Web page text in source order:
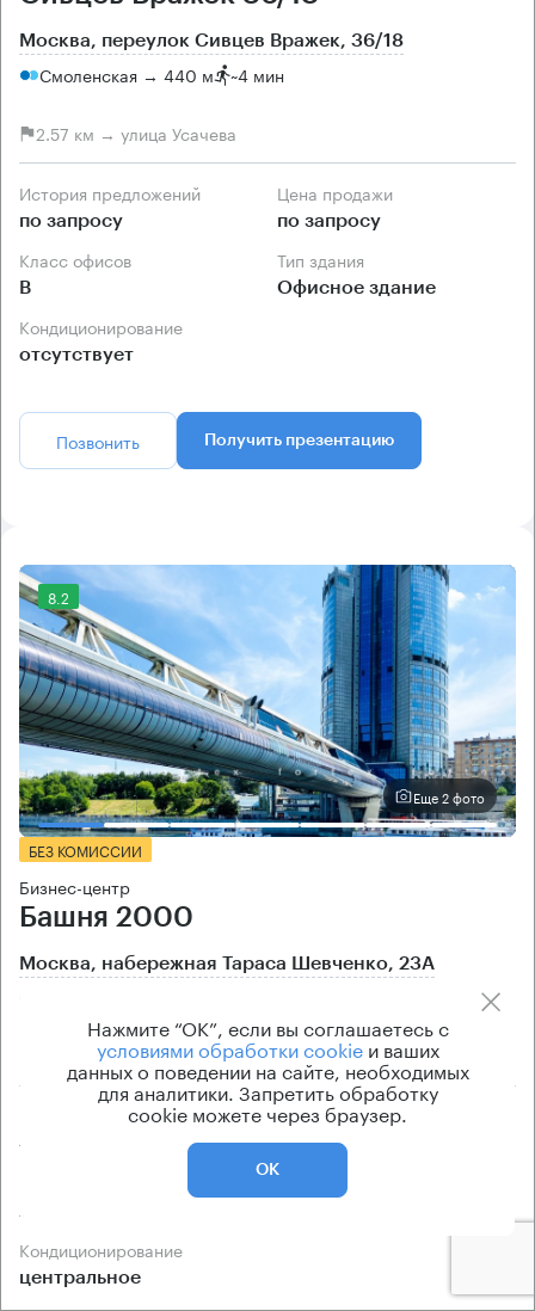
Москва, переулок Сивцев Вражек, 36/18
Смоленская → 440 м ~4 мин
2.57 км → улица Усачева
История предложений
по запросу
Цена продажи
по запросу
Класс офисов
B
Тип здания
Офисное здание
Кондиционирование
отсутствует
Позвонить Получить презентацию
8.2
Еще 2 фото
БЕЗ КОМИССИИ
Бизнес-центр
Башня 2000
Москва, набережная Тараса Шевченко, 23А
2.58 км → улица Усачева
407 кв.м
Цена продажи
по запросу
Кондиционирование
центральное
Нажмите “ОК”, если вы соглашаетесь с
условиями обработки cookieи ваших
данных о поведении на сайте, необходимых
для аналитики. Запретить обработку
cookie можете через браузер.
ОК